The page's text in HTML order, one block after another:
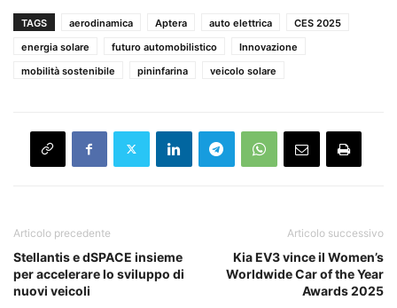
TAGS aerodinamica Aptera auto elettrica
CES 2025
energia solare
futuro automobilistico
Innovazione
mobilità sostenibile
pininfarina veicolo solare
Articolo precedente
Stellantis e dSPACE insieme
per accelerare lo sviluppo di
nuovi veicoli
Articolo successivo
Kia EV3 vince il Women’s
Worldwide Car of the Year
Awards 2025